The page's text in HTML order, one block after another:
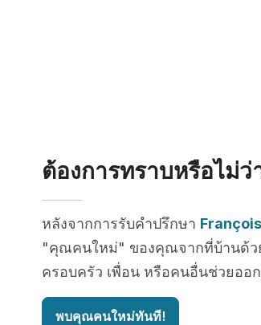
ต้องการทราบหรือไม่
หลังจากการรับคำปรึกษา
"คุณคนใหม่" ของคุณจากที่บ้านด้ว
ครอบครัว เพื่อน หรือคนอื่นช่วยออ
พบคุณคนใหม่ทันที!